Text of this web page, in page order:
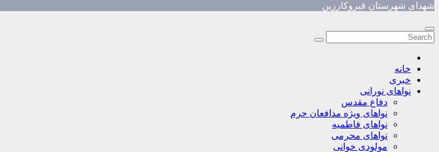
شهدای شهرستان قیروکارزین
خانه
خبری
نواهای نورانی
دفاع مقدس
نواهای ویژه مدافعان حرم
نواهای فاطمیه
نواهای محرمی
مولودی خوانی